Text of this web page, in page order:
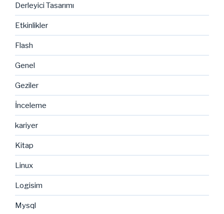
Derleyici Tasarımı
Etkinlikler
Flash
Genel
Geziler
İnceleme
kariyer
Kitap
Linux
Logisim
Mysql